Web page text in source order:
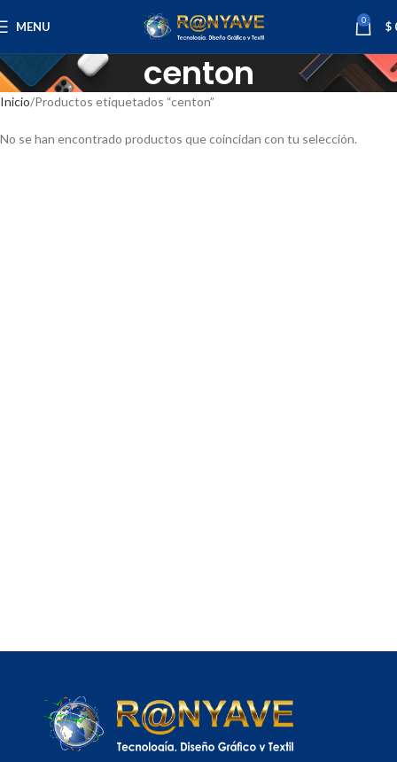
MENU 0 $
centon
Inicio Productos etiquetados “centon”
No se han encontrado productos que coincidan con tu selección.